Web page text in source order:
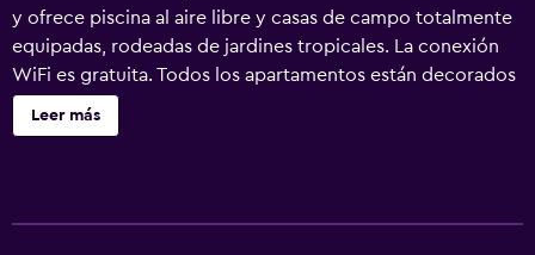
y ofrece piscina al aire libre y casas de campo totalmente
equipadas, rodeadas de jardines tropicales. La conexión
WiFi es gratuita. Todos los apartamentos están decorados
de manera individual y disponen de aire acondicionado,
zona de cocina con nevera y horno, patio y una
Leer más